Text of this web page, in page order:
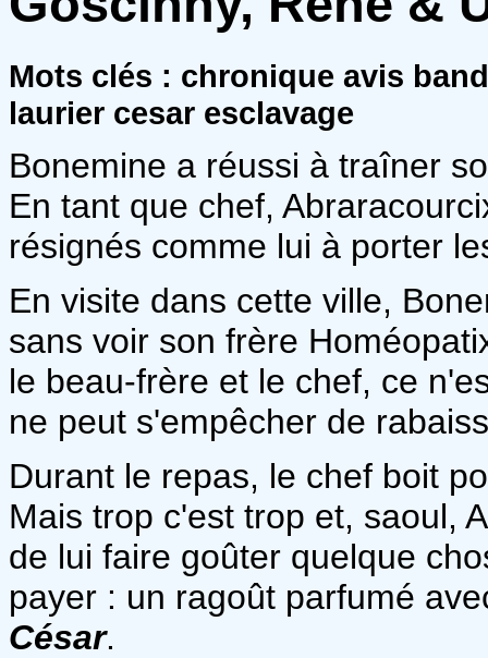
Mots clés : chronique avis
laurier cesar esclavage
Bonemine a réussi à traîner
En tant que chef,
résignés comme lui à porter
En visite dans cette ville,
sans voir son frère
le beau-frère et le chef, ce
ne peut s'empêcher de
Durant le repas, le chef boit
Mais trop c'est trop et, saoul,
de lui faire goûter quelque
payer : un ragoût parfumé
César.